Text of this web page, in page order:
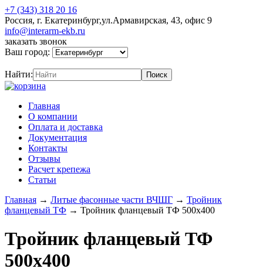
+7 (343) 318 20 16
Россия, г. Екатеринбург,ул.Армавирская, 43, офис 9
info@interarm-ekb.ru
заказать звонок
Ваш город:
Найти:
Главная
О компании
Оплата и доставка
Документация
Контакты
Отзывы
Расчет крепежа
Статьи
Главная → Литые фасонные части ВЧШГ → Тройник
фланцевый ТФ → Тройник фланцевый ТФ 500х400
Тройник фланцевый ТФ
500х400